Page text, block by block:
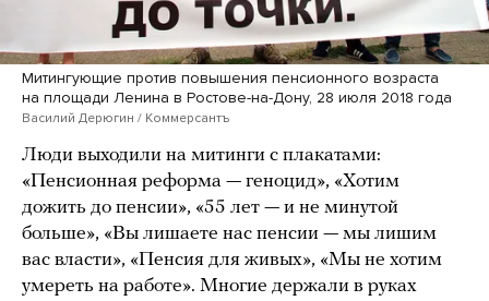
Митингующие против повышения пенсионного возраста
на площади Ленина в Ростове-на-Дону, 28 июля 2018 года
Василий Дерюгин / Коммерсантъ
Люди выходили на митинги с плакатами:
«Пенсионная реформа — геноцид», «Хотим
дожить до пенсии», «55 лет — и не минутой
больше», «Вы лишаете нас пенсии — мы лишим
вас власти», «Пенсия для живых», «Мы не хотим
умереть на работе». Многие держали в руках